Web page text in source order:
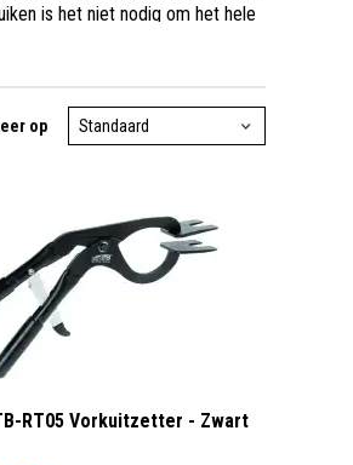
is het niet nodig om het hele
op
RT05 Vorkuitzetter - Zwart